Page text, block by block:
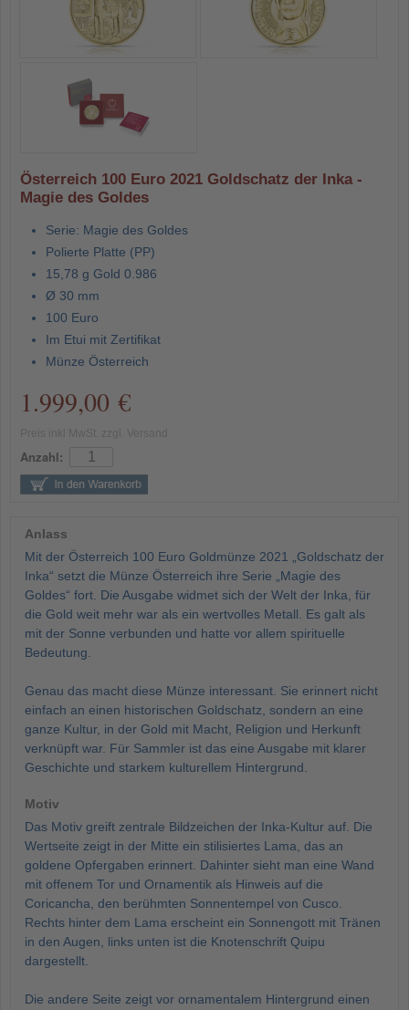
Österreich 100 Euro 2021 Goldschatz der Inka -
Magie des Goldes
Serie: Magie des Goldes
Polierte Platte (PP)
15,78 g Gold 0.986
Ø 30 mm
100 Euro
Im Etui mit Zertifikat
Münze Österreich
1.999,00 €
Anzahl:
Anlass
Mit der Österreich 100 Euro Goldmünze 2021 „Goldschatz der
Inka“ setzt die Münze Österreich ihre Serie „Magie des
Goldes“ fort. Die Ausgabe widmet sich der Welt der Inka, für
die Gold weit mehr war als ein wertvolles Metall. Es galt als
mit der Sonne verbunden und hatte vor allem spirituelle
Bedeutung.
Genau das macht diese Münze interessant. Sie erinnert nicht
einfach an einen historischen Goldschatz, sondern an eine
ganze Kultur, in der Gold mit Macht, Religion und Herkunft
verknüpft war. Für Sammler ist das eine Ausgabe mit klarer
Geschichte und starkem kulturellem Hintergrund.
Motiv
Das Motiv greift zentrale Bildzeichen der Inka-Kultur auf. Die
Wertseite zeigt in der Mitte ein stilisiertes Lama, das an
goldene Opfergaben erinnert. Dahinter sieht man eine Wand
mit offenem Tor und Ornamentik als Hinweis auf die
Coricancha, den berühmten Sonnentempel von Cusco.
Rechts hinter dem Lama erscheint ein Sonnengott mit Tränen
in den Augen, links unten ist die Knotenschrift Quipu
dargestellt.
Die andere Seite zeigt vor ornamentalem Hintergrund einen